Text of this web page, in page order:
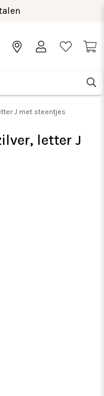
J met steentjes
letter J